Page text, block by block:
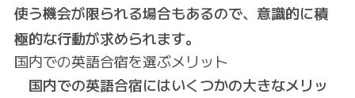
使う機会が限られる場合もあるので、意識的に積
極的な行動が求められます。
国内での英語合宿を選ぶメリット
国内での英語合宿にはいくつかの大きなメリッ